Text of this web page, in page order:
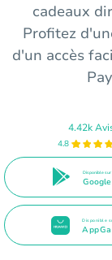
cadeaux
Profitez
d'un accès
4.42k
4.8
Disponible sur
Disponible